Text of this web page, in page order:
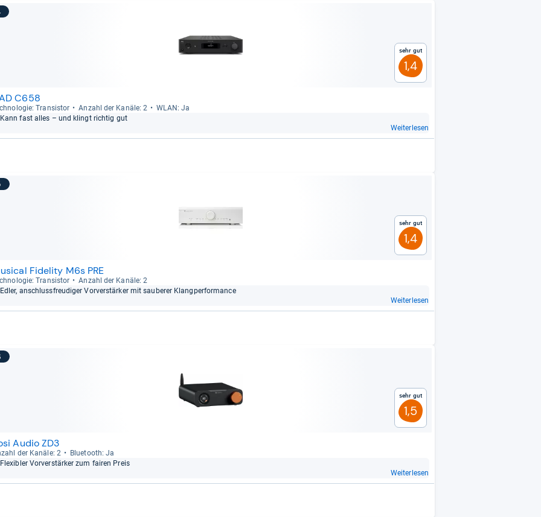
Sehr gut
1,4
C658
Tran­sis­tor Anzahl der Kanäle: 2
WLAN: Ja
Kann fast alles – und klingt rich­tig gut
Weiterlesen
Sehr gut
1,4
Fidelity M6s PRE
Tran­sis­tor
Anzahl der Kanäle: 2
Edler, anschluss­freu­di­ger Vor­ver­stär­ker mit sau­be­rer Klang­per­for­mance
Weiterlesen
Sehr gut
1,5
Audio ZD3
der Kanäle: 2
Blue­tooth: Ja
Fle­xibler Vor­ver­stär­ker zum fai­ren Preis
Weiterlesen